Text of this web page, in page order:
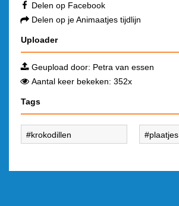
Delen op Facebook
Delen op je Animaatjes tijdlijn
Uploader
Geupload door: Petra van essen
Aantal keer bekeken: 352x
Tags
krokodillen plaatjes